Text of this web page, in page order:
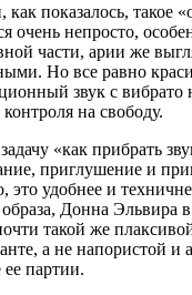
показалось, такое
очень непросто,
части, арии же
Но все равно
звук с вибрато
на свободу.
«как прибрать
приглушение и
это удобнее и
Донна Эльвира
такой же
а не напористой и
партии.